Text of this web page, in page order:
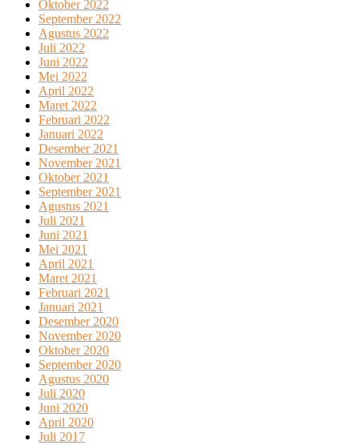
Oktober 2022
September 2022
Agustus 2022
Juli 2022
Juni 2022
Mei 2022
April 2022
Maret 2022
Februari 2022
Januari 2022
Desember 2021
November 2021
Oktober 2021
September 2021
Agustus 2021
Juli 2021
Juni 2021
Mei 2021
April 2021
Maret 2021
Februari 2021
Januari 2021
Desember 2020
November 2020
Oktober 2020
September 2020
Agustus 2020
Juli 2020
Juni 2020
April 2020
Juli 2017